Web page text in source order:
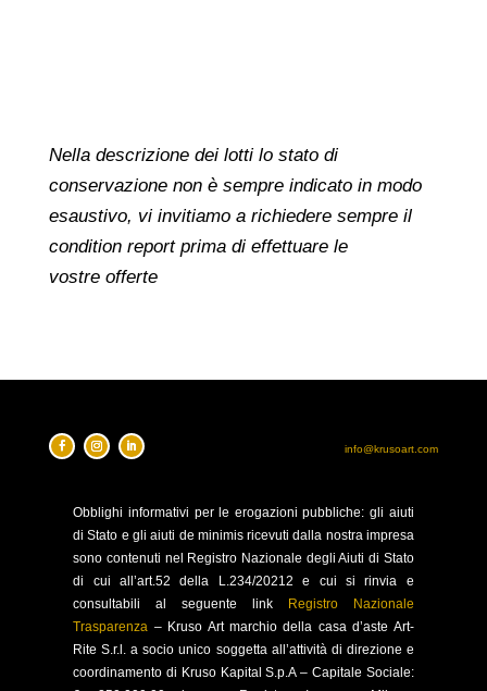
Nella descrizione dei lotti lo stato di
conservazione non è sempre indicato in modo
esaustivo, vi invitiamo a richiedere sempre il
condition report prima di effettuare le
vostre offerte
info@krusoart.com
Obblighi informativi per le erogazioni pubbliche: gli aiuti
di Stato e gli aiuti de minimis ricevuti dalla nostra impresa
sono contenuti nel Registro Nazionale degli Aiuti di Stato
di cui all’art.52 della L.234/20212 e cui si rinvia e
consultabili al seguente link
Registro Nazionale
Trasparenza – Kruso Art marchio della casa d’aste Art-
Rite S.r.l. a socio unico soggetta all’attività di direzione e
coordinamento di Kruso Kapital S.p.A – Capitale Sociale: